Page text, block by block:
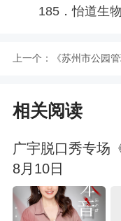
185．怡道生
上一个： 《苏州市公园
相关阅读
广宇脱口秀专场
8月10日